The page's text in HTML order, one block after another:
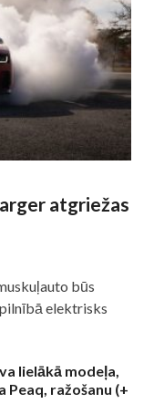
atgriežas
būs
elektrisks
lielākā modeļa,
Peaq, ražošanu (+